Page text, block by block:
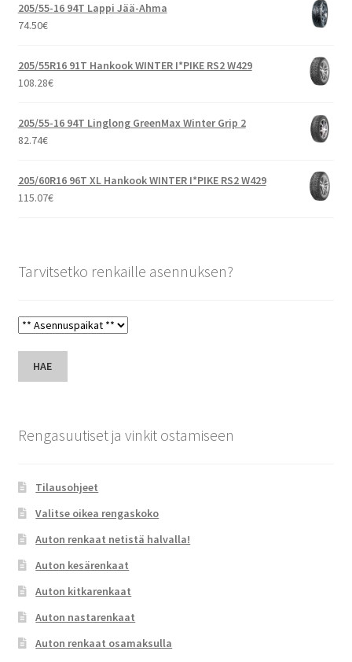
205/55-16 94T Lappi Jää-Ahma
74.50€
205/55R16 91T Hankook WINTER I*PIKE RS2 W429
108.28€
205/55-16 94T Linglong GreenMax Winter Grip 2
82.74€
205/60R16 96T XL Hankook WINTER I*PIKE RS2 W429
115.07€
Tarvitsetko renkaille asennuksen?
HAE
Rengasuutiset ja vinkit ostamiseen
Tilausohjeet
Valitse oikea rengaskoko
Auton renkaat netistä halvalla!
Auton kesärenkaat
Auton kitkarenkaat
Auton nastarenkaat
Auton renkaat osamaksulla